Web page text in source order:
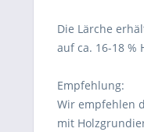
Die Lärche
auf ca. 16-18 %
Empfehlung:
Wir empfehlen
mit